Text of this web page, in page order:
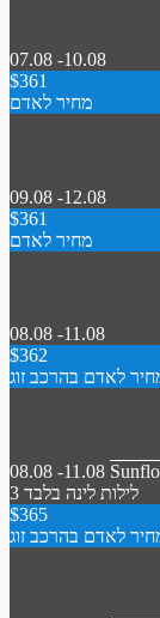
07.08 -10.08
$361
מחיר לאדם
09.08 -12.08
$361
מחיר לאדם
08.08 -11.08
$362
לאדם בהרכב זוג
08.08 -11.08
3 לילות לינה בלבד
$365
לאדם בהרכב זוג